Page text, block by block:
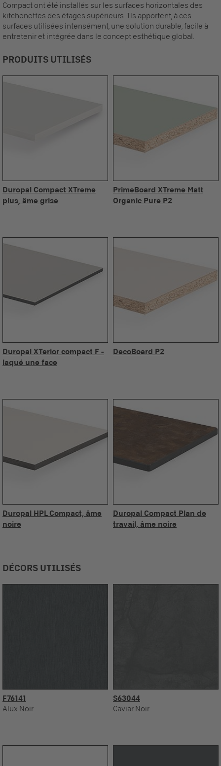
Compact ont été installés sur les surfaces horizontales des
kitchenettes des étages supérieurs. Ils apportent, à ces
surfaces utilisées intensément, une solution durable, facile à
entretenir et intégrée dans le concept esthétique global.
PRODUITS UTILISÉS
Duropal Compact XTreme
plus, âme grise
PrimeBoard XTreme Matt
Organic Pure P2
Duropal XTerior compact F -
laqué une face
DecoBoard P2
Duropal HPL Compact, âme
noire
Duropal Compact Plan de
travail, âme noire
DÉCORS UTILISÉS
F76141
Alux Noir
S63044
Caviar Noir